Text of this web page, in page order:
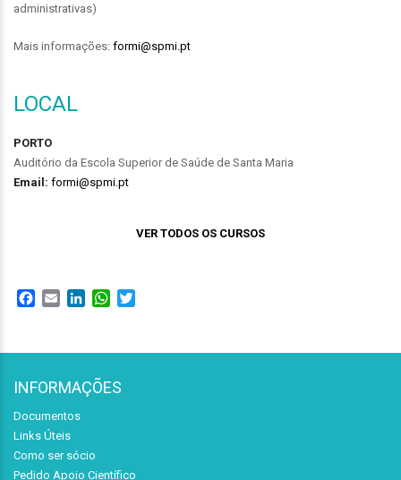
administrativas)
Mais informações: formi@spmi.pt
LOCAL
PORTO
Auditório da Escola Superior de Saúde de Santa Maria
Email: formi@spmi.pt
VER TODOS OS CURSOS
Facebook
Email LinkedInWhatsApp
INFORMAÇÕES
Documentos
Links Úteis
Como ser sócio
Pedido Apoio Científico